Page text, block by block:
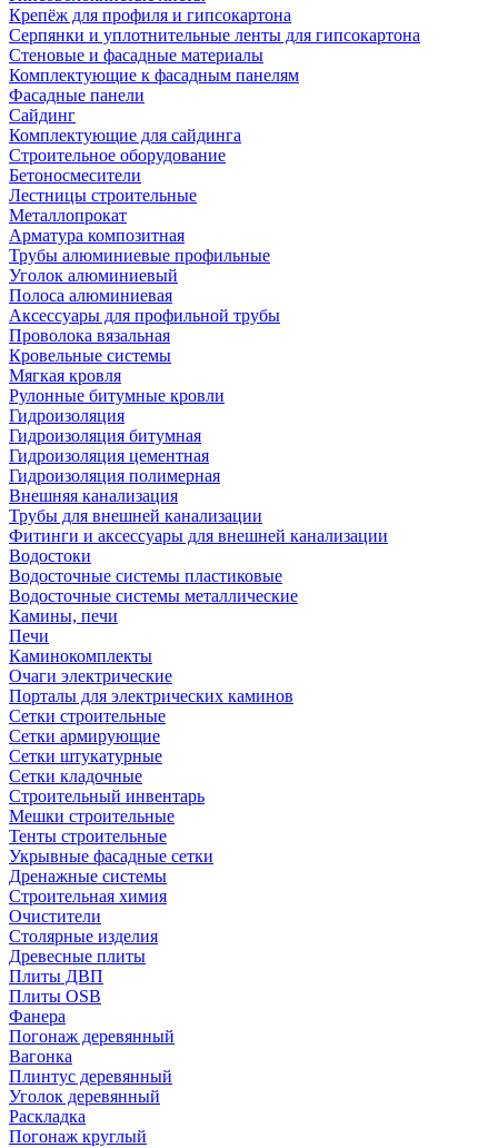
Крепёж для профиля и гипсокартона
Серпянки и уплотнительные ленты для гипсокартона
Стеновые и фасадные материалы
Комплектующие к фасадным панелям
Фасадные панели
Сайдинг
Комплектующие для сайдинга
Строительное оборудование
Бетоносмесители
Лестницы строительные
Металлопрокат
Арматура композитная
Трубы алюминиевые профильные
Уголок алюминиевый
Полоса алюминиевая
Аксессуары для профильной трубы
Проволока вязальная
Кровельные системы
Мягкая кровля
Рулонные битумные кровли
Гидроизоляция
Гидроизоляция битумная
Гидроизоляция цементная
Гидроизоляция полимерная
Внешняя канализация
Трубы для внешней канализации
Фитинги и аксессуары для внешней канализации
Водостоки
Водосточные системы пластиковые
Водосточные системы металлические
Камины, печи
Печи
Каминокомплекты
Очаги электрические
Порталы для электрических каминов
Сетки строительные
Сетки армирующие
Сетки штукатурные
Сетки кладочные
Строительный инвентарь
Мешки строительные
Тенты строительные
Укрывные фасадные сетки
Дренажные системы
Строительная химия
Очистители
Столярные изделия
Древесные плиты
Плиты ДВП
Плиты OSB
Фанера
Погонаж деревянный
Вагонка
Плинтус деревянный
Уголок деревянный
Раскладка
Погонаж круглый